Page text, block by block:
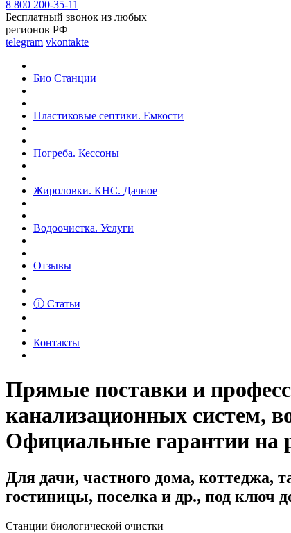
8 800 200-35-11
Бесплатный звонок из любых
регионов РФ
telegram vkontakte
Био Станции
Пластиковые септики. Емкости
Погреба. Кессоны
Жироловки. КНС. Дачное
Водоочистка. Услуги
Отзывы
ⓘ Статьи
Контакты
Прямые поставки и
канализационных систем,
Официальные гарантии на
Для дачи, частного дома, коттеджа,
гостиницы, поселка и др., под ключ
Станции биологической очистки